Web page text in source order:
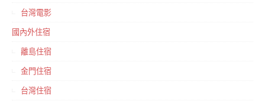
台灣電影
國內外住宿
離島住宿
金門住宿
台灣住宿